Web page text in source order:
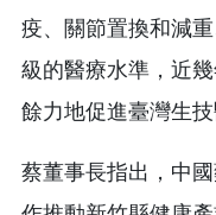
疫、關節置換和減
級的醫療水準，近
餘力地促進臺灣生
蔡董事長指出，中